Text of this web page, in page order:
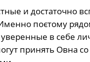
и достаточно
поєтому
в себе
принять Овна